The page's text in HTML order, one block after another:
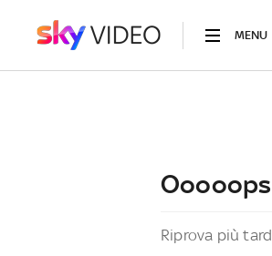
MENU
Riprova più